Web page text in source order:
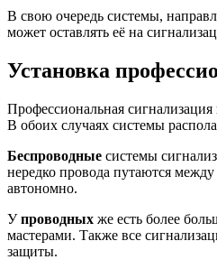
В свою очередь системы,
может оставлять её на
Установка
Профессиональная
В обоих случаях системы
Беспроводные системы
нередко провода путаются
автономно.
Упроводных же есть более
мастерами. Также все
защиты.